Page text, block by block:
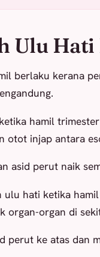
Ulu
berlaku kerana
hamil
otot injap antara
asid perut naik
ulu hati ketika
organ-organ di
perut ke atas dan